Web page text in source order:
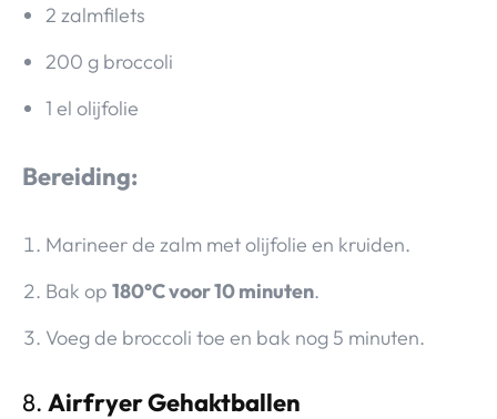
2 zalmfilets
200 g broccoli
1 el olijfolie
Bereiding:
Marineer de zalm met olijfolie en kruiden.
Bak op 180°C voor 10 minuten.
Voeg de broccoli toe en bak nog 5 minuten.
8. Airfryer Gehaktballen